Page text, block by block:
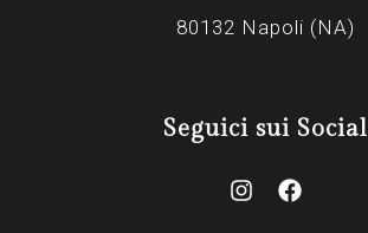
80132 Napoli (NA)
Seguici sui Social